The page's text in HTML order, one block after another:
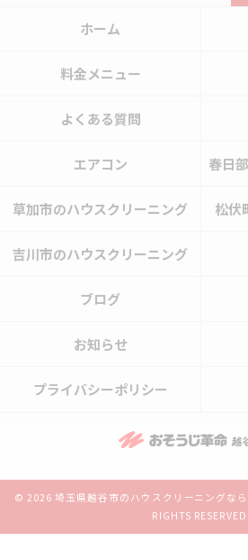
ホーム
料金メニュー
よくある質問
エアコン 春日
草加市のハウスクリーニング 松伏
吉川市のハウスクリーニング
ブログ
お知らせ
プライバシーポリシー
© 2026 埼玉県越谷市のハウスクリーニングな
RIGHTS RESERVED.